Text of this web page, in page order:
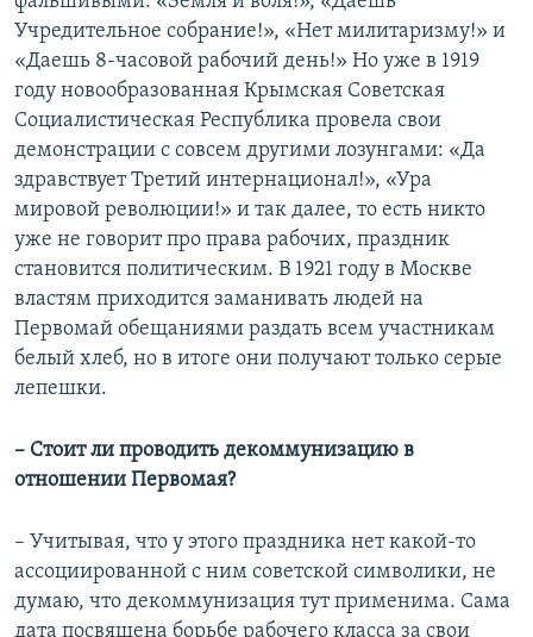
Учредительное собрание!», «Нет милитаризму!» и
«Даешь 8-часовой рабочий день!» Но уже в 1919
году новообразованная Крымская Советская
Социалистическая Республика провела свои
демонстрации с совсем другими лозунгами: «Да
здравствует Третий интернационал!», «Ура
мировой революции!» и так далее, то есть никто
уже не говорит про права рабочих, праздник
становится политическим. В 1921 году в Москве
властям приходится заманивать людей на
Первомай обещаниями раздать всем участникам
белый хлеб, но в итоге они получают только серые
лепешки.
– Стоит ли проводить декоммунизацию в
отношении Первомая?
– Учитывая, что у этого праздника нет какой-то
ассоциированной с ним советской символики, не
думаю, что декоммунизация тут применима. Сама
дата посвящена борьбе рабочего класса за свои